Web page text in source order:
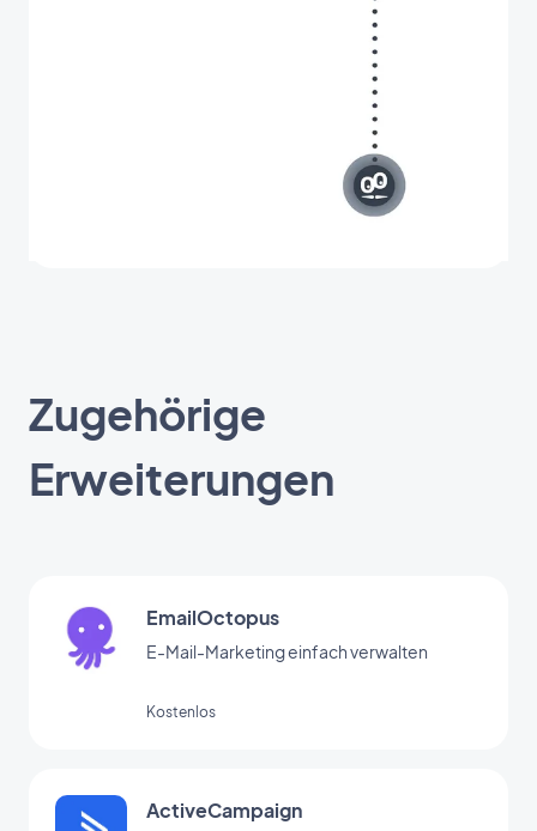
Zugehörige
Erweiterungen
EmailOctopus
E-Mail-Marketing einfach verwalten
Kostenlos
ActiveCampaign